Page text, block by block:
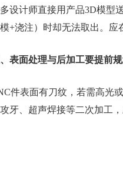
计师直接用产品3D模型送
模+浇注）时却无法取出。
表面处理与后加工要提前规
表面有刀纹，若需高光或
牙、超声焊接等二次加工